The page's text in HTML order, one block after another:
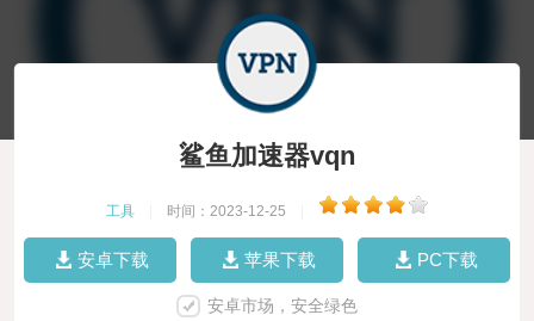
鲨鱼加速器vqn
工具 时间：2023-12-25
安卓下载 苹果下载 PC下载
安卓市场，安全绿色